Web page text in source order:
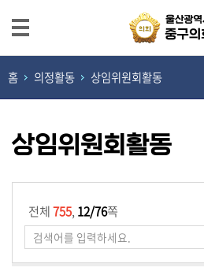
본문으로 바로
메인메뉴 바로
열
린
장
실
회
소
개
홈 의정활동 상임위원회활동
상임위원회활동
전체755, 12/76쪽